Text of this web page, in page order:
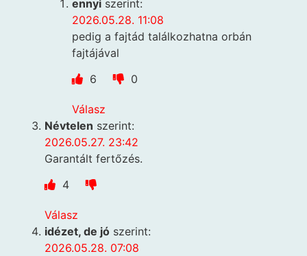
ennyi szerint:
2026.05.28. 11:08
pedig a fajtád találkozhatna orbán
fajtájával
6
0
Válasz
Névtelen szerint:
2026.05.27. 23:42
Garantált fertőzés.
4
Válasz
idézet, de jó szerint:
2026.05.28. 07:08